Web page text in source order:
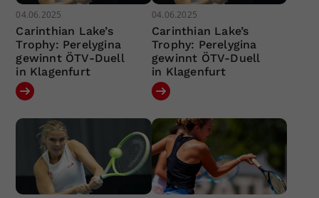
04.06.2025
Carinthian Lake’s
Trophy: Perelygina
gewinnt ÖTV-Duell
in Klagenfurt
04.06.2025
Carinthian Lake’s
Trophy: Perelygina
gewinnt ÖTV-Duell
in Klagenfurt